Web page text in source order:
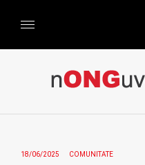
18/06/2025 COMUNITATE